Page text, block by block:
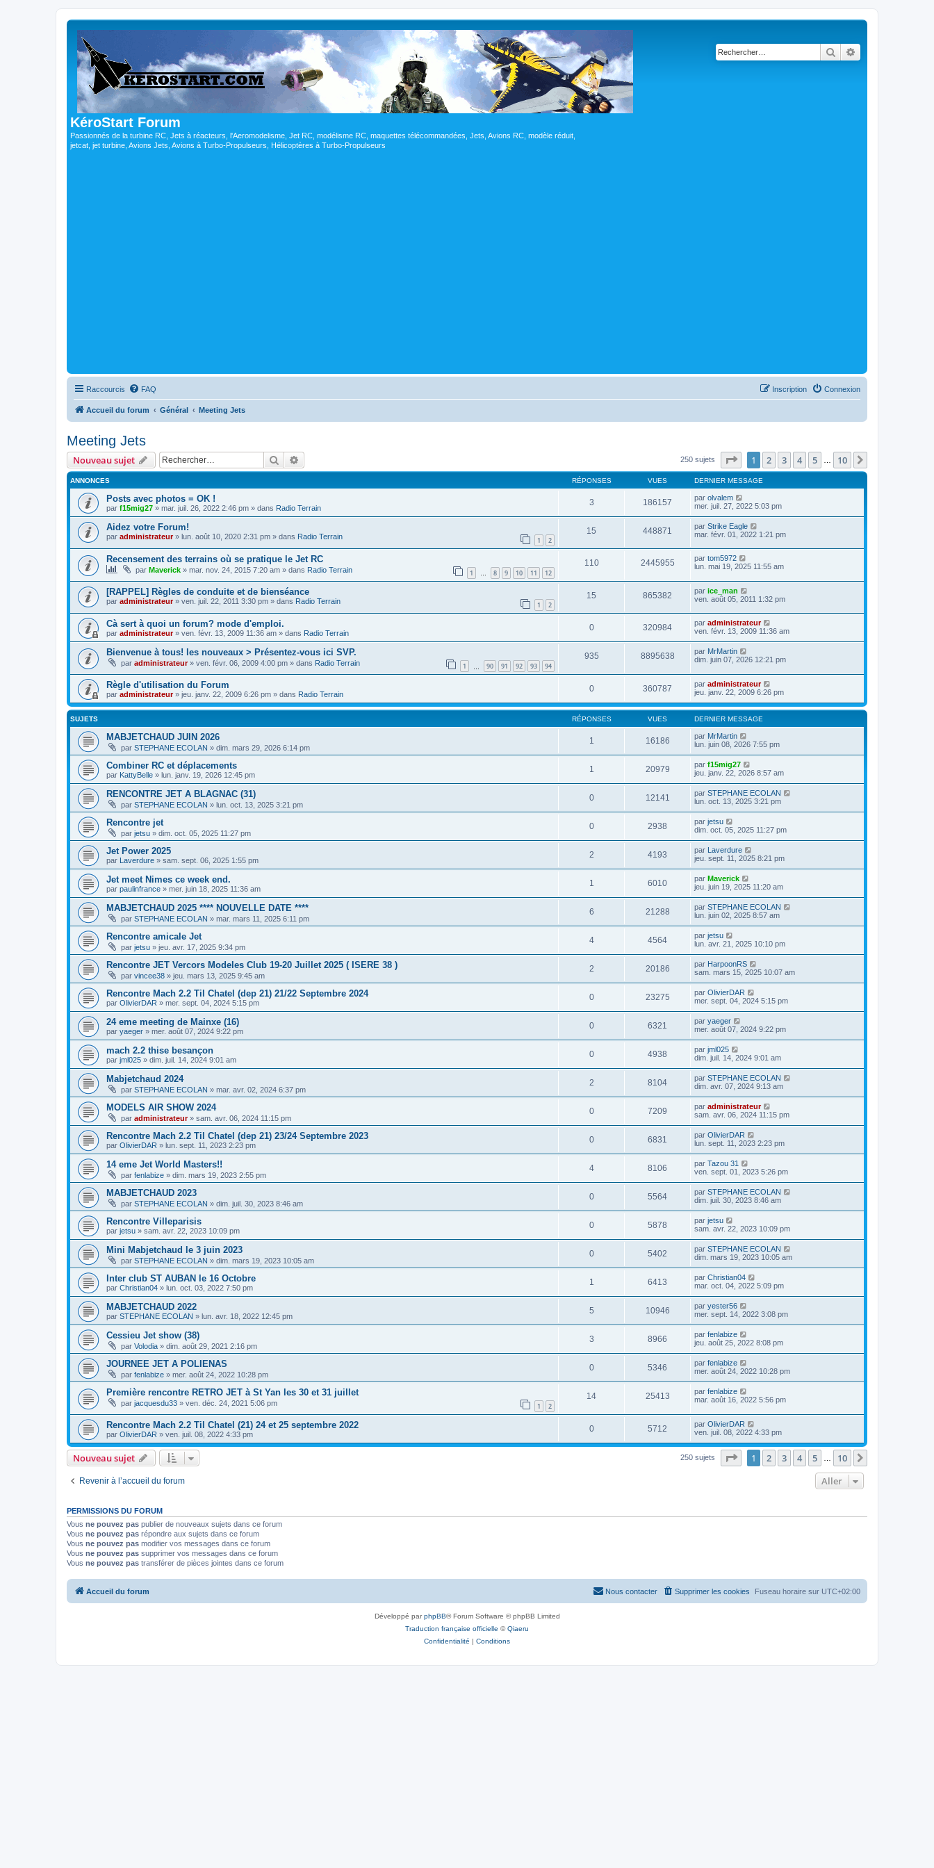
KéroStart Forum
Passionnés de la turbine RC, Jets à réacteurs, l'Aeromodelisme, Jet RC, modélisme RC, maquettes télécommandées, Jets, Avions RC, modèle réduit,
jetcat, jet turbine, Avions Jets, Avions à Turbo-Propulseurs, Hélicoptères à Turbo-Propulseurs
Rechercher
Raccourcis FAQ Connexion
Inscription
Accueil du forum Général Meeting Jets
Meeting Jets
Nouveau sujet Rechercher 250 sujets Page sur10
1 2 3 4 5 10
ANNONCES RÉPONSES VUES DERNIER MESSAGE
Posts avec photos = OK !
par f15mig27 » mar. juil. 26, 2022 2:46 pm » dans Radio Terrain
3 186157 par olvalem
mer. juil. 27, 2022 5:03 pm
Aidez votre Forum!
par administrateur» lun. août 10, 2020 2:31 pm » dans Radio Terrain 1 2
15 448871 par Strike Eagle
mar. févr. 01, 2022 1:21 pm
Recensement des terrains où se pratique le Jet RC
par Maverick » mar. nov. 24, 2015 7:20 am » dans Radio Terrain 1 … 8 9 10 11 12
110 2445955 par tom5972
lun. mai 19, 2025 11:55 am
[RAPPEL] Règles de conduite et de bienséance
par administrateur» ven. juil. 22, 2011 3:30 pm » dans Radio Terrain 1 2
15 865382 par ice_man
ven. août 05, 2011 1:32 pm
Cà sert à quoi un forum? mode d'emploi.
par administrateur» ven. févr. 13, 2009 11:36 am » dans Radio Terrain
0 320984 par administrateur
ven. févr. 13, 2009 11:36 am
Bienvenue à tous! les nouveaux > Présentez-vous ici SVP.
par administrateur» ven. févr. 06, 2009 4:00 pm » dans Radio Terrain 1 90 91 92 93 94
935 8895638 par MrMartin
dim. juin 07, 2026 12:21 pm
Règle d'utilisation du Forum
par administrateur» jeu. janv. 22, 2009 6:26 pm » dans Radio Terrain
0 360787 par administrateur
jeu. janv. 22, 2009 6:26 pm
SUJETS RÉPONSES VUES DERNIER MESSAGE
MABJETCHAUD JUIN 2026
par STEPHANE ECOLAN » dim. mars 29, 2026 6:14 pm
1 16186 par MrMartin
lun. juin 08, 2026 7:55 pm
Combiner RC et déplacements
par KattyBelle » lun. janv. 19, 2026 12:45 pm
1 20979 par f15mig27
jeu. janv. 22, 2026 8:57 am
RENCONTRE JET A BLAGNAC (31)
par STEPHANE ECOLAN » lun. oct. 13, 2025 3:21 pm
0 12141 par STEPHANE ECOLAN
lun. oct. 13, 2025 3:21 pm
Rencontre jet
par jetsu » dim. oct. 05, 2025 11:27 pm
0 2938 par jetsu
dim. oct. 05, 2025 11:27 pm
Jet Power 2025
par Laverdure » sam. sept. 06, 2025 1:55 pm
2 4193 par Laverdure
jeu. sept. 11, 2025 8:21 pm
Jet meet Nimes ce week end.
par paulinfrance » mer. juin 18, 2025 11:36 am
1 6010 par Maverick
jeu. juin 19, 2025 11:20 am
MABJETCHAUD 2025 **** NOUVELLE DATE ****
par STEPHANE ECOLAN » mar. mars 11, 2025 6:11 pm
6 21288 par STEPHANE ECOLAN
lun. juin 02, 2025 8:57 am
Rencontre amicale Jet
par jetsu » jeu. avr. 17, 2025 9:34 pm
4 4564 par jetsu
lun. avr. 21, 2025 10:10 pm
Rencontre JET Vercors Modeles Club 19-20 Juillet 2025 ( ISERE 38 )
par vincee38 » jeu. mars 13, 2025 9:45 am
2 20186 par HarpoonRS
sam. mars 15, 2025 10:07 am
Rencontre Mach 2.2 Til Chatel (dep 21) 21/22 Septembre 2024
par OlivierDAR » mer. sept. 04, 2024 5:15 pm
0 23275 par OlivierDAR
mer. sept. 04, 2024 5:15 pm
24 eme meeting de Mainxe (16)
par yaeger » mer. août 07, 2024 9:22 pm
0 6321 par yaeger
mer. août 07, 2024 9:22 pm
mach 2.2 thise besançon
par jml025 » dim. juil. 14, 2024 9:01 am
0 4938 par jml025
dim. juil. 14, 2024 9:01 am
Mabjetchaud 2024
par STEPHANE ECOLAN » mar. avr. 02, 2024 6:37 pm
2 8104 par STEPHANE ECOLAN
dim. avr. 07, 2024 9:13 am
MODELS AIR SHOW 2024
par administrateur» sam. avr. 06, 2024 11:15 pm
0 7209 par administrateur
sam. avr. 06, 2024 11:15 pm
Rencontre Mach 2.2 Til Chatel (dep 21) 23/24 Septembre 2023
par OlivierDAR » lun. sept. 11, 2023 2:23 pm
0 6831 par OlivierDAR
lun. sept. 11, 2023 2:23 pm
14 eme Jet World Masters!!
par fenlabize » dim. mars 19, 2023 2:55 pm
4 8106 par Tazou 31
ven. sept. 01, 2023 5:26 pm
MABJETCHAUD 2023
par STEPHANE ECOLAN » dim. juil. 30, 2023 8:46 am
0 5564 par STEPHANE ECOLAN
dim. juil. 30, 2023 8:46 am
Rencontre Villeparisis
par jetsu » sam. avr. 22, 2023 10:09 pm
0 5878 par jetsu
sam. avr. 22, 2023 10:09 pm
Mini Mabjetchaud le 3 juin 2023
par STEPHANE ECOLAN » dim. mars 19, 2023 10:05 am
0 5402 par STEPHANE ECOLAN
dim. mars 19, 2023 10:05 am
Inter club ST AUBAN le 16 Octobre
par Christian04 » lun. oct. 03, 2022 7:50 pm
1 6413 par Christian04
mar. oct. 04, 2022 5:09 pm
MABJETCHAUD 2022
par STEPHANE ECOLAN » lun. avr. 18, 2022 12:45 pm
5 10946 par yester56
mer. sept. 14, 2022 3:08 pm
Cessieu Jet show (38)
par Volodia » dim. août 29, 2021 2:16 pm
3 8966 par fenlabize
jeu. août 25, 2022 8:08 pm
JOURNEE JET A POLIENAS
par fenlabize » mer. août 24, 2022 10:28 pm
0 5346 par fenlabize
mer. août 24, 2022 10:28 pm
Première rencontre RETRO JET à St Yan les 30 et 31 juillet
par jacquesdu33 » ven. déc. 24, 2021 5:06 pm 1 2
14 25413 par fenlabize
mar. août 16, 2022 5:56 pm
Rencontre Mach 2.2 Til Chatel (21) 24 et 25 septembre 2022
par OlivierDAR » ven. juil. 08, 2022 4:33 pm
0 5712 par OlivierDAR
ven. juil. 08, 2022 4:33 pm
Nouveau sujet 250 sujets Page sur10
1 2 3 4 5 10
Revenir à l’accueil du forum Aller
PERMISSIONS DU FORUM
Vous ne pouvez pas publier de nouveaux sujets dans ce forum
Vous ne pouvez pas répondre aux sujets dans ce forum
Vous ne pouvez pas modifier vos messages dans ce forum
Vous ne pouvez pas supprimer vos messages dans ce forum
Vous ne pouvez pas transférer de pièces jointes dans ce forum
Accueil du forum Fuseau horaire sur UTC+02:00
Supprimer les cookies
Nous contacter
Développé parphpBB® Forum Software © phpBB Limited
Traduction française officielle ©Qiaeru
Confidentialité | Conditions